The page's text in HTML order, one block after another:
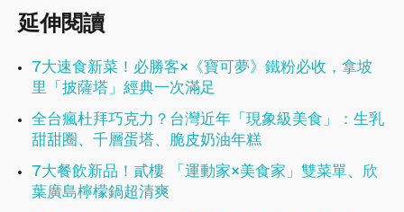
延伸閱讀
7大速食新菜！必勝客×《寶可夢》鐵粉必收，拿坡
里「披薩塔」經典一次滿足
全台瘋杜拜巧克力？台灣近年「現象級美食」：生乳
甜甜圈、千層蛋塔、脆皮奶油年糕
7大餐飲新品！貳樓 「運動家×美食家」雙菜單、欣
葉廣島檸檬鍋超清爽